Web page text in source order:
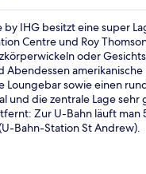
IHG besitzt eine super
Centre und Roy
oder
Abendessen
Loungebar sowie einen
und die zentrale Lage
Zur U-Bahn läuft
Bahn-Station St Andrew).